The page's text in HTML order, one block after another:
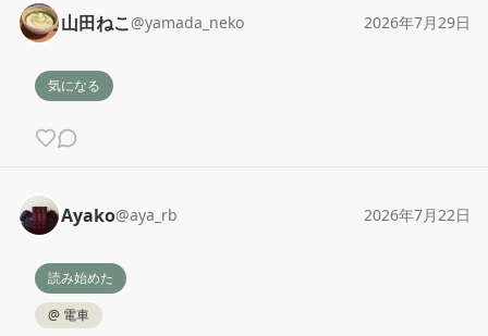
山田ねこ@yamada_neko 2026年7月29日
気になる
Ayako@aya_rb 2026年7月22日
読み始めた
@ 電車